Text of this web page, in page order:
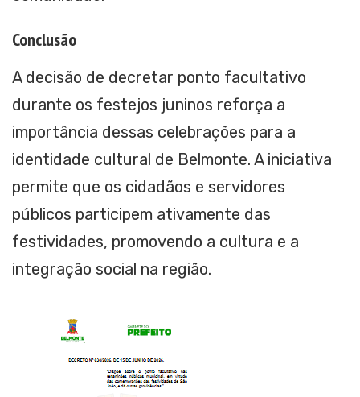
Conclusão
A decisão de decretar ponto facultativo
durante os festejos juninos reforça a
importância dessas celebrações para a
identidade cultural de Belmonte. A iniciativa
permite que os cidadãos e servidores
públicos participem ativamente das
festividades, promovendo a cultura e a
integração social na região.